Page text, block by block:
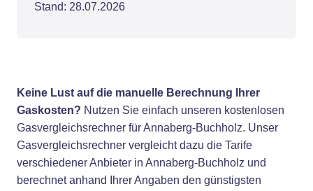
Stand: 28.07.2026
Keine Lust auf die manuelle Berechnung Ihrer
Gaskosten? Nutzen Sie einfach unseren kostenlosen
Gasvergleichsrechner für Annaberg-Buchholz. Unser
Gasvergleichsrechner vergleicht dazu die Tarife
verschiedener Anbieter in Annaberg-Buchholz und
berechnet anhand Ihrer Angaben den günstigsten